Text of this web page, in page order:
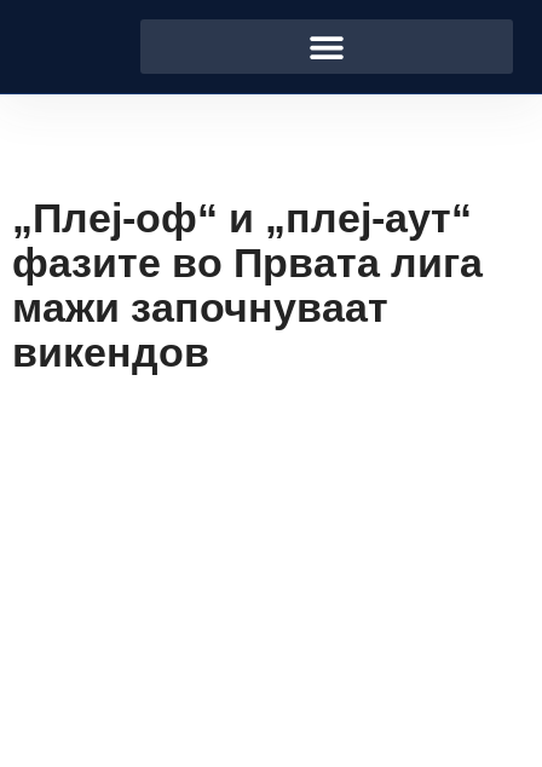
„Плеј-оф“ и „плеј-аут“
фазите во Првата лига
мажи започнуваат
викендов